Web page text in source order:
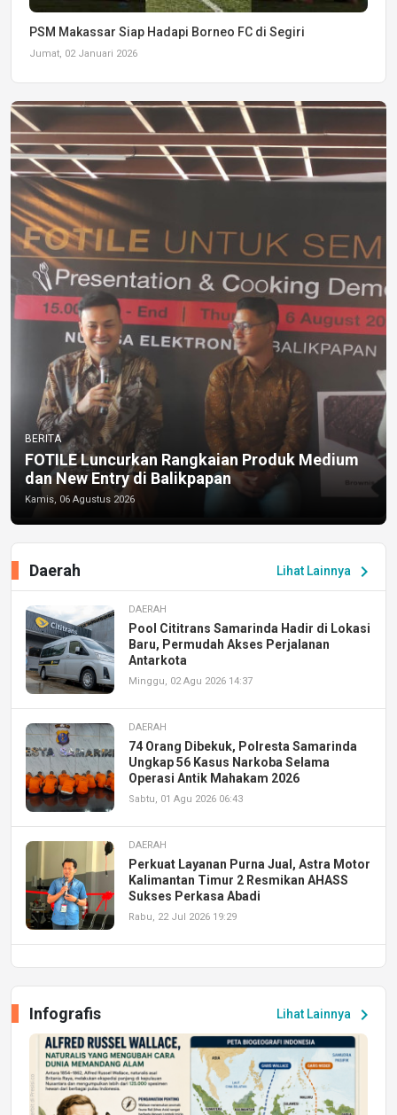
PSM Makassar Siap Hadapi Borneo FC di Segiri
Jumat, 02 Januari 2026
BERITA
FOTILE Luncurkan Rangkaian Produk Medium
dan New Entry di Balikpapan
Kamis, 06 Agustus 2026
Lihat Lainnya chevron_right
Daerah
DAERAH
Pool Cititrans Samarinda Hadir di Lokasi
Baru, Permudah Akses Perjalanan
Antarkota
Minggu, 02 Agu 2026 14:37
DAERAH
74 Orang Dibekuk, Polresta Samarinda
Ungkap 56 Kasus Narkoba Selama
Operasi Antik Mahakam 2026
Sabtu, 01 Agu 2026 06:43
DAERAH
Perkuat Layanan Purna Jual, Astra Motor
Kalimantan Timur 2 Resmikan AHASS
Sukses Perkasa Abadi
Rabu, 22 Jul 2026 19:29
Peluang Kerja dan Magang
Jumat, 17 Jul 2026 22:30
DAERAH
Astra Motor Kalimantan Timur 2 Dukung
Lihat Lainnya chevron_right
Infografis